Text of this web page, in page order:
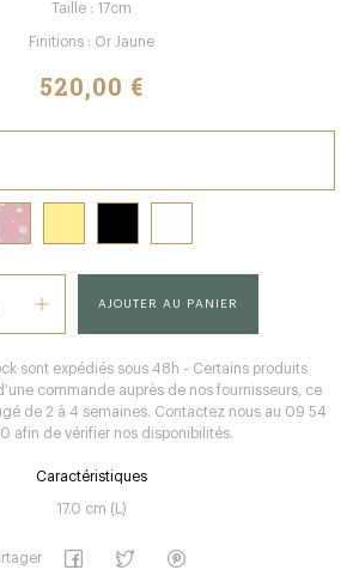
Taille : 17cm
Finitions : Or Jaune
520,00 €
AJOUTER AU PANIER
sont expédiés sous 48h - Certains produits
commande auprès de nos fournisseurs, ce
de 2 à 4 semaines. Contactez nous au 09 54
afin de vérifier nos disponibilités.
Caractéristiques
17.0 cm (L)